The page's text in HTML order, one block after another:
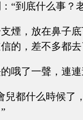
“到底什么事？
煙，放在鼻子
的，差不多都
哦了一聲，連
兒都什么時候了